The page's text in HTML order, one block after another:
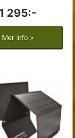
1 295:-
Mer info »